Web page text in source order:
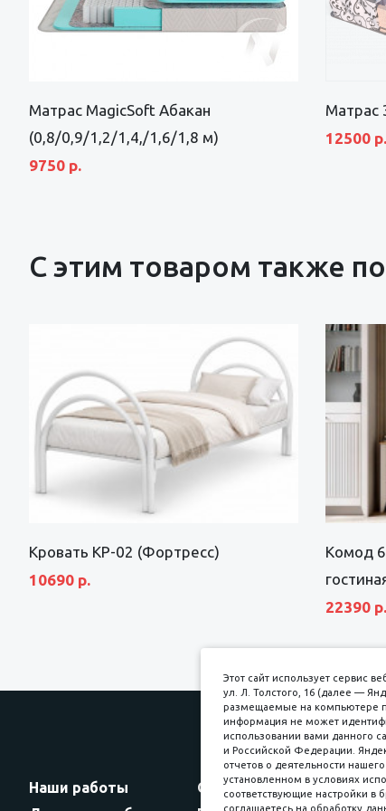
Матрас MagicSoft Абакан
(0,8/0,9/1,2/1,4,/1,6/1,8 м)
9750 р.
Матрас
12500 р.
С этим товаром также
Кровать КР-02 (Фортресс)
10690 р.
Комод
22390 р.
Наши работы
Оплата
Этот сайт использует сервис
ул. Л. Толстого, 16 (далее —
размещаемые на компьютере
информация не может
использовании вами данного
и Российской Федерации.
отчетов о деятельности
установленном в условиях
соответствующие настройки в
соглашаетесь на обработку